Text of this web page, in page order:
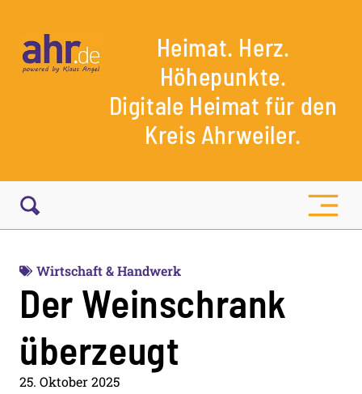
Heimat. Herz.
Höhepunkte.
Digitale Heimat für den
Kreis Ahrweiler.
Wirtschaft & Handwerk
Der Weinschrank
überzeugt
25. Oktober 2025